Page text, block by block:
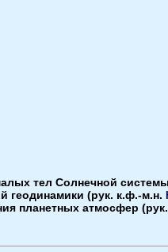
тел Солнечной
геодинамики (рук. к.ф.-м.н.
планетных атмосфер